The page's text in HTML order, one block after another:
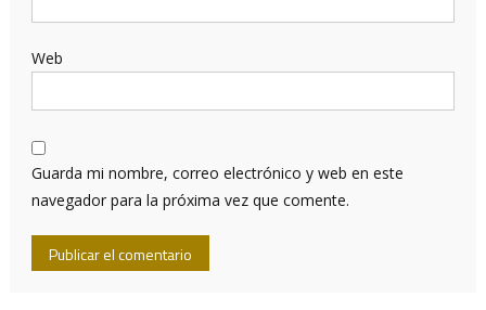
Web
Guarda mi nombre, correo electrónico y web en este
navegador para la próxima vez que comente.